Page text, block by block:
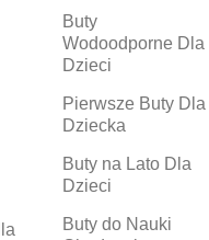
Buty
Wodoodporne Dla
Dzieci
Pierwsze Buty Dla
Dziecka
Buty na Lato Dla
Dzieci
Buty do Nauki